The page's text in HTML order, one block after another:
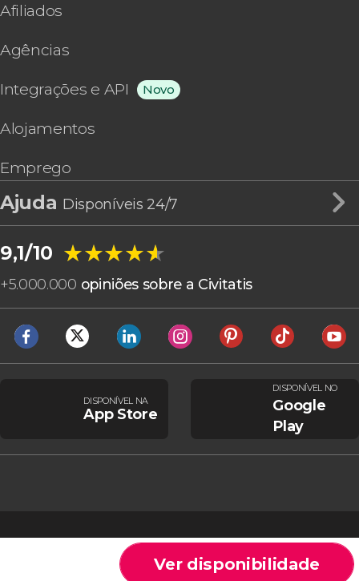
Ver disponibilidade
Afiliados
Agências
Integrações e API Novo
Alojamentos
Emprego
Ajuda Disponíveis 24/7
9,1/10 ★★★★★
★★★★★
+5.000.000 opiniões sobre a Civitatis
DISPONÍVEL NA
App Store
DISPONÍVEL NO
Google
Play
Condições gerais Aviso legal Política de privacidade Cookies